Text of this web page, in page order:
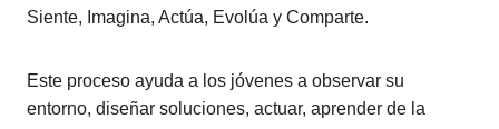
Siente, Imagina, Actúa, Evolúa y Comparte.
Este proceso ayuda a los jóvenes a observar su
entorno, diseñar soluciones, actuar, aprender de la